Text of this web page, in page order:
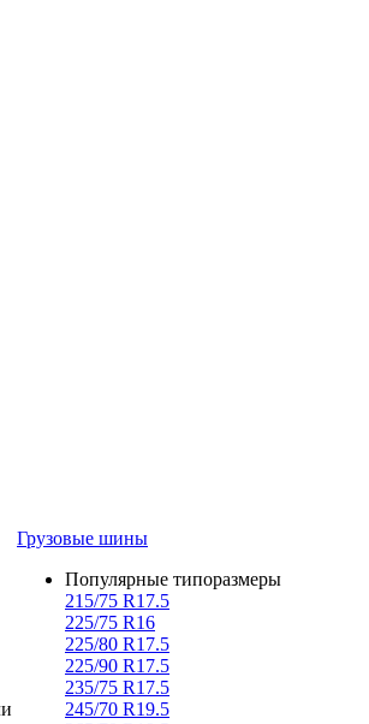
Грузовые шины
Популярные типоразмеры
215/75 R17.5
225/75 R16
225/80 R17.5
225/90 R17.5
235/75 R17.5
245/70 R19.5